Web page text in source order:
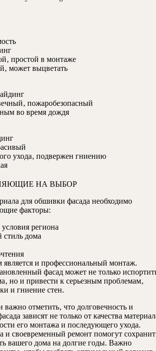
простой в монтаже
может выцветать
пожаробезопасный
во время дождя
ухода‚ подвержен гниению
НА ВЫБОР
для обшивки фасада необходимо
факторы:
региона
дома
и профессиональный монтаж.
фасад может не только
но и привести к серьезным проблемам‚
и гниение стен.
важно отметить‚ что долговечность и
зависят не только от качества
его монтажа и последующего ухода.
и своевременный ремонт помогут
вашего дома на долгие годы. Важно